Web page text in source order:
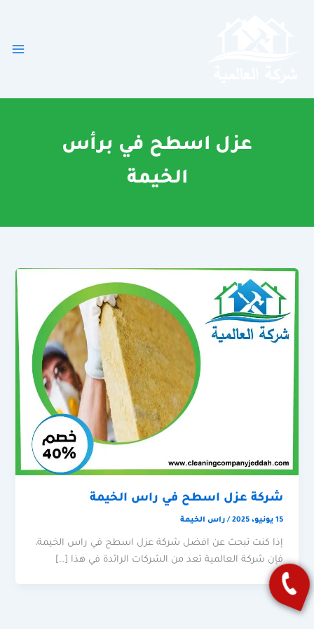
عزل اسطح في برأس
الخيمة
شركة عزل اسطح في راس الخيمة
15 يونيو، 2025 /راس الخيمة
إذا كنت تبحث عن افضل شركة عزل اسطح في راس الخيمة،
فإن شركة العالمية تعد من الشركات الرائدة في هذا […]